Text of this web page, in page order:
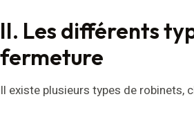
II. Les différents
fermeture
Il existe plusieurs types de robinets,